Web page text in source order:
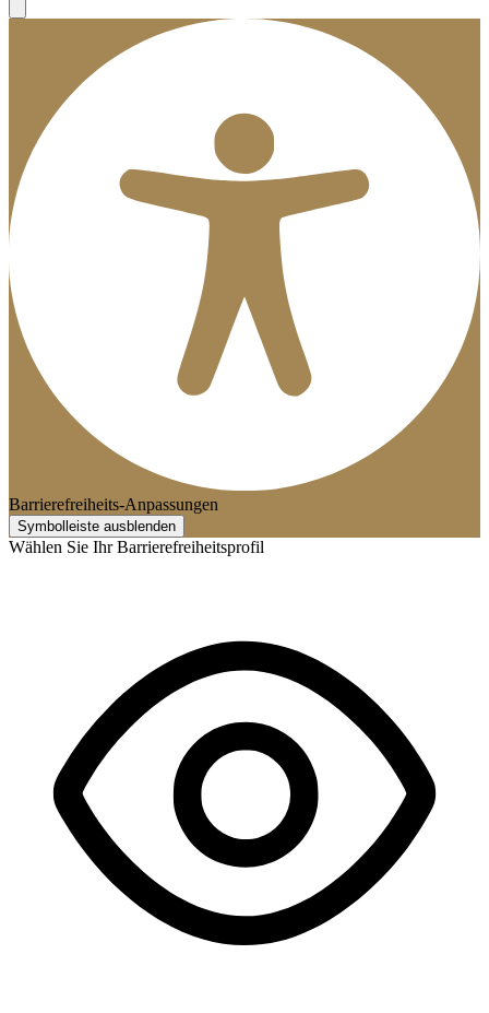
Barrierefreiheits-Anpassungen
Symbolleiste ausblenden
Wählen Sie Ihr Barrierefreiheitsprofil